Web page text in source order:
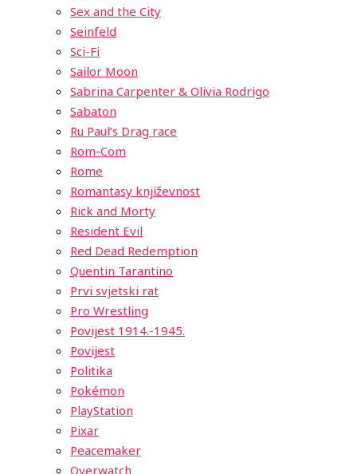
Sex and the City
Seinfeld
Sci-Fi
Sailor Moon
Sabrina Carpenter & Olivia Rodrigo
Sabaton
Ru Paul’s Drag race
Rom-Com
Rome
Romantasy književnost
Rick and Morty
Resident Evil
Red Dead Redemption
Quentin Tarantino
Prvi svjetski rat
Pro Wrestling
Povijest 1914.-1945.
Povijest
Politika
Pokémon
PlayStation
Pixar
Peacemaker
Overwatch